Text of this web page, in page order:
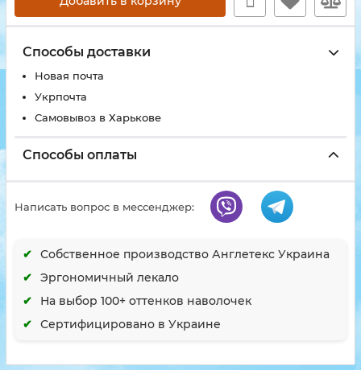
Способы доставки
Новая почта
Укрпочта
Самовывоз в Харькове
Способы оплаты
Написать вопрос в мессенджер:
Собственное производство Англетекс Украина
Эргономичный лекало
На выбор 100+ оттенков наволочек
Сертифицировано в Украине